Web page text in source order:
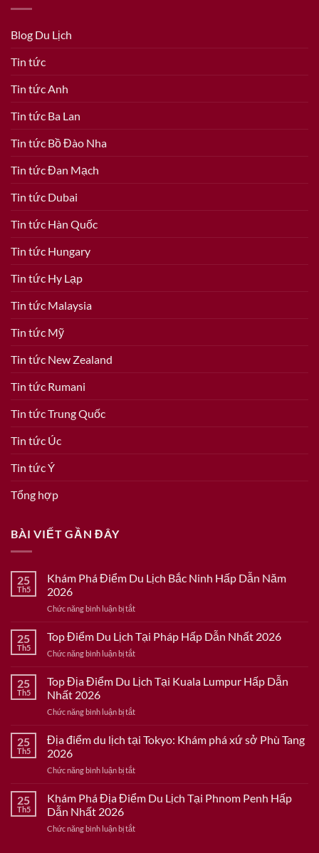
Blog Du Lịch
Tin tức
Tin tức Anh
Tin tức Ba Lan
Tin tức Bồ Đào Nha
Tin tức Đan Mạch
Tin tức Dubai
Tin tức Hàn Quốc
Tin tức Hungary
Tin tức Hy Lạp
Tin tức Malaysia
Tin tức Mỹ
Tin tức New Zealand
Tin tức Rumani
Tin tức Trung Quốc
Tin tức Úc
Tin tức Ý
Tổng hợp
BÀI VIẾT GẦN ĐÂY
25
Th5
Khám Phá Điểm Du Lịch Bắc Ninh Hấp Dẫn Năm
2026
Chức năng bình luận bị tắtở
Phá
Điểm
Du
Bắc
Dẫn
2026
25
Th5
Top Điểm Du Lịch Tại Pháp Hấp Dẫn Nhất 2026
Chức năng bình luận bị tắtở
Điểm
Du
Tại
Hấp
2026
25
Th5
Top Địa Điểm Du Lịch Tại Kuala Lumpur Hấp Dẫn
Nhất 2026
Chức năng bình luận bị tắtở
Địa
Điểm
Lịch
Kuala
Dẫn
25
Th5
Địa điểm du lịch tại Tokyo: Khám phá xứ sở Phù Tang
2026
Chức năng bình luận bị tắtở
điểm
du
tại
25
Th5
Khám Phá Địa Điểm Du Lịch Tại Phnom Penh Hấp
Dẫn Nhất 2026
Chức năng bình luận bị tắtở